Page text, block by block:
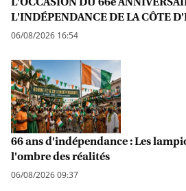
L'INDÉPENDANCE DE LA CÔTE
06/08/2026 16:54
66 ans d'indépendance : Les
l'ombre des réalités
06/08/2026 09:37